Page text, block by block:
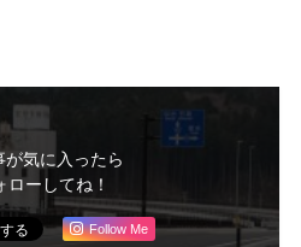
が気に入ったら
ローしてね！
Follow Me